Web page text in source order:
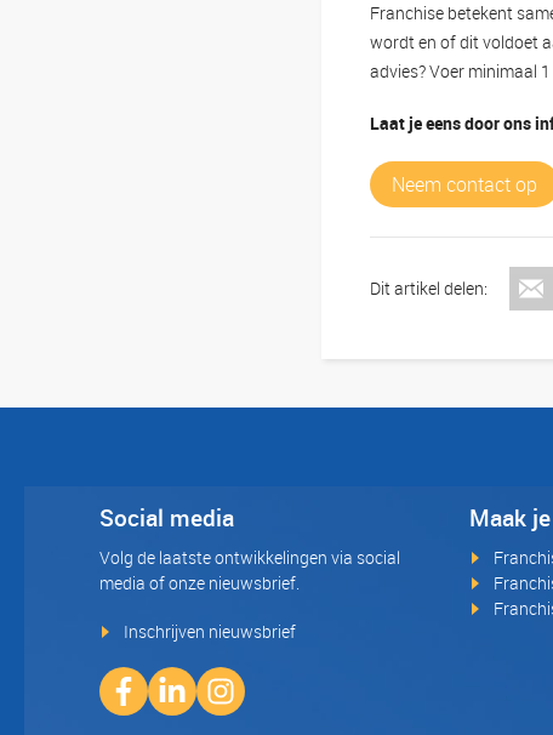
Franchise betekent
wordt en of dit voldoet
advies? Voer minimaal
Laat je eens door ons
Neem contact op
Dit artikel delen:
Social media
Volg de laatste ontwikkelingen via social
media of onze nieuwsbrief.
Inschrijven nieuwsbrief
Maak